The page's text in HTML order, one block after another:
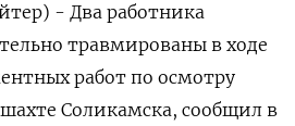
- Два работника
травмированы в ходе
работ по осмотру
Соликамска, сообщил в